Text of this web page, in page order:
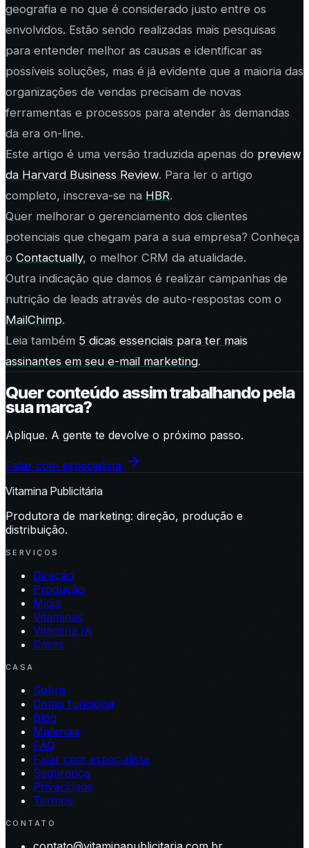
geografia e no que é considerado justo entre os
envolvidos. Estão sendo realizadas mais pesquisas
para entender melhor as causas e identificar as
possíveis soluções, mas é já evidente que a maioria das
organizações de vendas precisam de novas
ferramentas e processos para atender às demandas
da era on-line.
Este artigo é uma versão traduzida apenas do preview
da Harvard Business Review. Para ler o artigo
completo, inscreva-se na HBR.
Quer melhorar o gerenciamento dos clientes
potenciais que chegam para a sua empresa? Conheça
o Contactually, o melhor CRM da atualidade.
Outra indicação que damos é realizar campanhas de
nutrição de leads através de auto-respostas com o
MailChimp.
Leia também 5 dicas essenciais para ter mais
assinantes em seu e-mail marketing.
Quer conteúdo assim trabalhando pela
sua marca?
Aplique. A gente te devolve o próximo passo.
Falar com especialista
Vitamina Publicitária
Produtora de marketing: direção, produção e
distribuição.
SERVIÇOS
Direção
Produção
Mídia
Vitaminas
Vitamina IA
Cases
CASA
Sobre
Como funciona
Blog
Materiais
FAQ
Falar com especialista
Segurança
Privacidade
Termos
CONTATO